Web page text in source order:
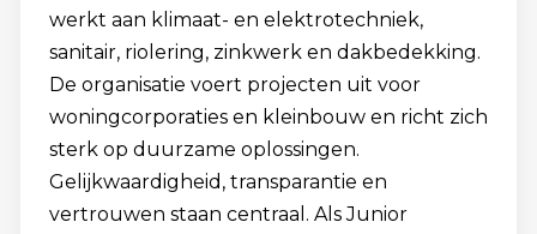
werkt aan klimaat- en elektrotechniek,
sanitair, riolering, zinkwerk en dakbedekking.
De organisatie voert projecten uit voor
woningcorporaties en kleinbouw en richt zich
sterk op duurzame oplossingen.
Gelijkwaardigheid, transparantie en
vertrouwen staan centraal. Als Junior